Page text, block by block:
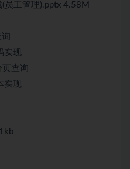
员工管理).pptx 4.58M
实现
查询
实现